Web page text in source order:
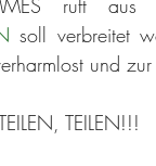
soll verbreitet
und
TEILEN!!!